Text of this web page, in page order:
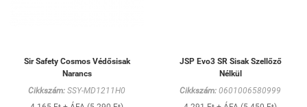
Sir Safety Cosmos Védősisak
Narancs
Cikkszám: SSY-MD1211H0
JSP Evo3 SR Sisak Szellőző
Nélkül
Cikkszám: 0601006580999